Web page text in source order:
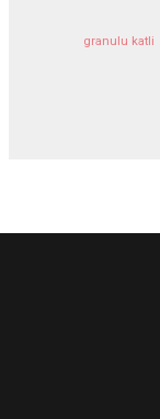
granulu katli